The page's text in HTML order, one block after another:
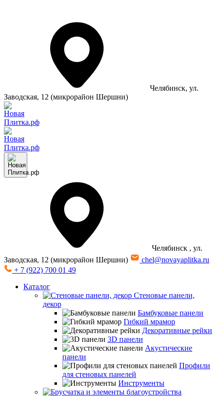
Челябинск, ул.
Заводская, 12 (микрорайон Шершни)
Челябинск , ул.
Заводская, 12 (микрорайон Шершни)
chel@novayaplitka.ru
+ 7 (922) 700 01 49
Каталог
Стеновые панели,
декор
Бамбуковые панели
Гибкий мрамор
Декоративные рейки
3D панели
Акустические
панели
Профили
для стеновых панелей
Инструменты